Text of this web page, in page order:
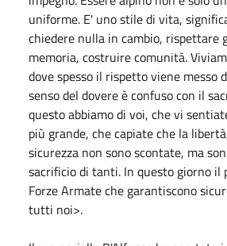
uniforme. E' uno stile di vita,
chiedere nulla in cambio, rispettare
memoria, costruire comunità.
dove spesso il rispetto viene messo
senso del dovere è confuso con il
questo abbiamo di voi, che vi
più grande, che capiate che la
sicurezza non sono scontate, ma
sacrificio di tanti. In questo giorno il
Forze Armate che garantiscono
tutti noi>.